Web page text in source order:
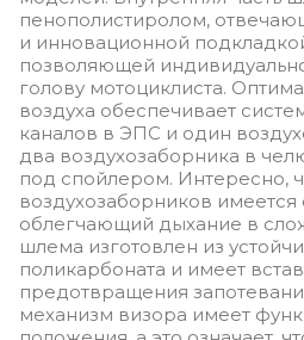
пенополистиролом,
и инновационной
позволяющей
голову мотоциклиста.
воздуха обеспечивает
каналов в ЭПС и один
два воздухозаборника в
под спойлером. Интересно,
воздухозаборников
облегчающий дыхание в
шлема изготовлен из
поликарбоната и имеет
предотвращения
механизм визора имеет